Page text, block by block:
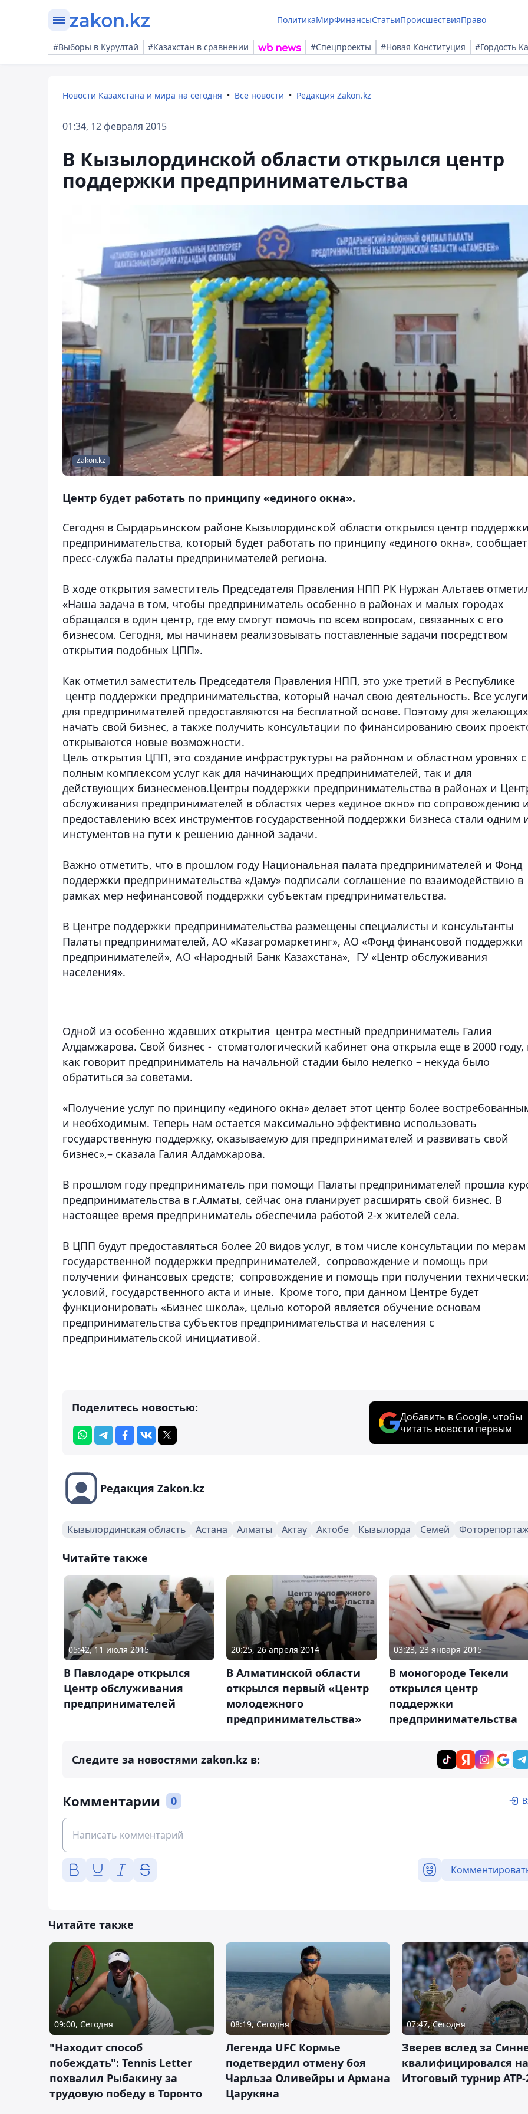
ПолитикаМирФинансыСтатьиПроисшествияПраво
#Выборы в Курултай #Казахстан в сравнении #Спецпроекты #Новая Конституция #Гордость
Новости Казахстана и мира на сегодня Все новости Редакция Zakon.kz
01:34, 12 февраля 2015
В Кызылординской области открылся центр
поддержки предпринимательства
Zakon.kz
Центр будет работать по принципу «единого окна».
Сегодня в Сырдарьинском районе Кызылординской области открылся центр
предпринимательства, который будет работать по принципу «единого окна», сообщает
пресс-служба палаты предпринимателей региона.
В ходе открытия заместитель Председателя Правления НПП РК Нуржан Альтаев
«Наша задача в том, чтобы предприниматель особенно в районах и малых городах
обращался в один центр, где ему смогут помочь по всем вопросам, связанных с его
бизнесом. Сегодня, мы начинаем реализовывать поставленные задачи посредством
открытия подобных ЦПП».
Как отметил заместитель Председателя Правления НПП, это уже третий в Республике
центр поддержки предпринимательства, который начал свою деятельность. Все услуги
для предпринимателей предоставляются на бесплатной основе. Поэтому для желающих
начать свой бизнес, а также получить консультации по финансированию своих
открываются новые возможности.
Цель открытия ЦПП, это создание инфраструктуры на районном и областном уровнях с
полным комплексом услуг как для начинающих предпринимателей, так и для
действующих бизнесменов.Центры поддержки предпринимательства в районах и
обслуживания предпринимателей в областях через «единое окно» по сопровождению
предоставлению всех инструментов государственной поддержки бизнеса стали одним
инстументов на пути к решению данной задачи.
Важно отметить, что в прошлом году Национальная палата предпринимателей и Фонд
поддержки предпринимательства «Даму» подписали соглашение по взаимодействию в
рамках мер нефинансовой поддержки субъектам предпринимательства.
В Центре поддержки предпринимательства размещены специалисты и консультанты
Палаты предпринимателей, АО «Казагромаркетинг», АО «Фонд финансовой поддержки
предпринимателей», АО «Народный Банк Казахстана», ГУ «Центр обслуживания
населения».
Одной из особенно ждавших открытия центра местный предприниматель Галия
Алдамжарова. Свой бизнес - стоматологический кабинет она открыла еще в 2000 году,
как говорит предприниматель на начальной стадии было нелегко – некуда было
обратиться за советами.
«Получение услуг по принципу «единого окна» делает этот центр более
и необходимым. Теперь нам остается максимально эффективно использовать
государственную поддержку, оказываемую для предпринимателей и развивать свой
бизнес»,– сказала Галия Алдамжарова.
В прошлом году предприниматель при помощи Палаты предпринимателей прошла
предпринимательства в г.Алматы, сейчас она планирует расширять свой бизнес. В
настоящее время предприниматель обеспечила работой 2-х жителей села.
В ЦПП будут предоставляться более 20 видов услуг, в том числе консультации по мерам
государственной поддержки предпринимателей, сопровождение и помощь при
получении финансовых средств; сопровождение и помощь при получении
условий, государственного акта и иные. Кроме того, при данном Центре будет
функционировать «Бизнес школа», целью которой является обучение основам
предпринимательства субъектов предпринимательства и населения с
предпринимательской инициативой.
Поделитесь новостью:
Добавить в Google, чтобы
читать новости первым
Редакция Zakon.kz
Кызылординская область Астана Алматы Актау Актобе Кызылорда Семей
Читайте также
05:42, 11 июля 2015
В Павлодаре открылся
Центр обслуживания
предпринимателей
20:25, 26 апреля 2014
В Алматинской области
открылся первый «Центр
молодежного
предпринимательства»
03:23, 23 января 2015
В моногороде Текели
открылся центр
поддержки
предпринимательства
Следите за новостями zakon.kz в:
Комментарии 0
Читайте также
09:00, Сегодня
"Находит способ
побеждать": Tennis Letter
похвалил Рыбакину за
трудовую победу в Торонто
08:19, Сегодня
Легенда UFC Кормье
подетвердил отмену боя
Чарльза Оливейры и Армана
Царукяна
07:47, Сегодня
Зверев вслед за
квалифицировался на
Итоговый турнир ATP-